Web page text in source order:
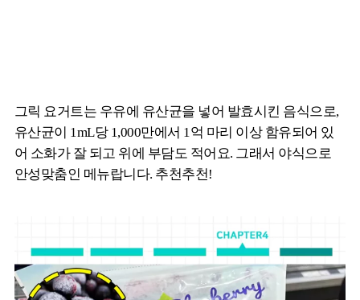
그릭 요거트는 우유에 유산균을 넣어 발효시킨 음식으로,
유산균이 1mL당 1,000만에서 1억 마리 이상 함유되어 있
어 소화가 잘 되고 위에 부담도 적어요. 그래서 야식으로
안성맞춤인 메뉴랍니다. 추천추천!